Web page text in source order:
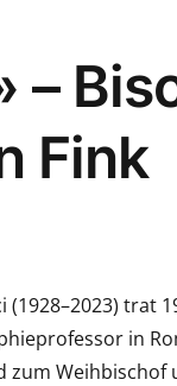
–
Fink
trat
in
zum Weihbischof